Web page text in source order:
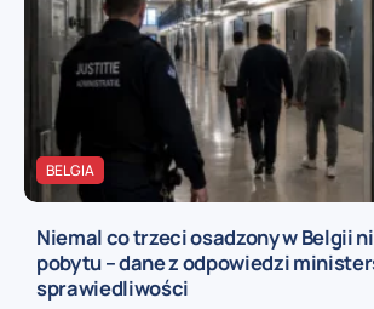
BELGIA
Niemal co trzeci osadzony w Belgii
pobytu – dane z odpowiedzi
sprawiedliwości